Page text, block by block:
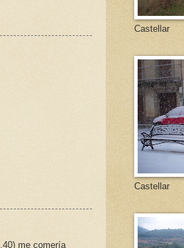
me comería
Castellar
Castellar